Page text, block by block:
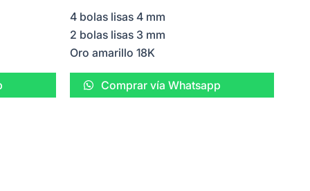
4 bolas lisas 4 mm
2 bolas lisas 3 mm
Oro amarillo 18K
Comprar vía Whatsapp